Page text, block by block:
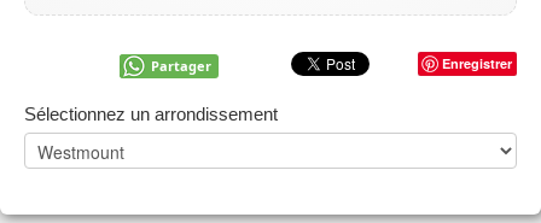
Enregistrer
Partager
Sélectionnez un arrondissement